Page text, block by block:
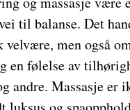
til balanse. Det
velvære, men også
en følelse av
andre. Massasje er